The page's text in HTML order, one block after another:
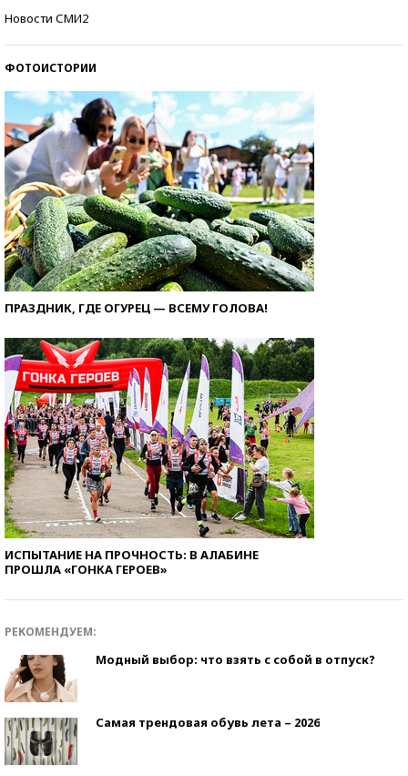
Новости СМИ2
ФОТОИСТОРИИ
ПРАЗДНИК, ГДЕ ОГУРЕЦ — ВСЕМУ ГОЛОВА!
ИСПЫТАНИЕ НА ПРОЧНОСТЬ: В АЛАБИНЕ
ПРОШЛА «ГОНКА ГЕРОЕВ»
РЕКОМЕНДУЕМ:
Модный выбор: что взять с собой в отпуск?
Самая трендовая обувь лета – 2026